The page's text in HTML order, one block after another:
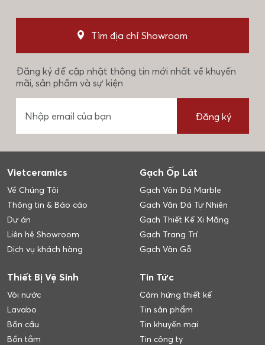
Tìm địa chỉ Showroom
Đăng ký để cập nhật thông tin mới nhất về khuyến
mãi, sản phẩm và sự kiện
Đăng ký
Vietceramics
Về Chúng Tôi
Thông tin & Báo cáo
Dự án
Liên hệ Showroom
Dịch vụ khách hàng
Gạch Ốp Lát
Gạch Vân Đá Marble
Gạch Vân Đá Tự Nhiên
Gạch Thiết Kế Xi Măng
Gạch Trang Trí
Gạch Vân Gỗ
Thiết Bị Vệ Sinh
Vòi nước
Lavabo
Bồn cầu
Bồn tắm
Tin Tức
Cảm hứng thiết kế
Tin sản phẩm
Tin khuyến mại
Tin công ty